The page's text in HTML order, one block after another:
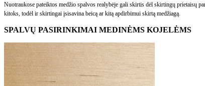
Nuotraukose pateiktos medžio spalvos realybėje gali skirtis dėl skirtingų prietaisų
kitoks, todėl ir skirtingai įsisavina beicą ar kitą apdirbimui skirtą medžiagą.
SPALVŲ PASIRINKIMAI MEDINĖMS KOJELĖMS